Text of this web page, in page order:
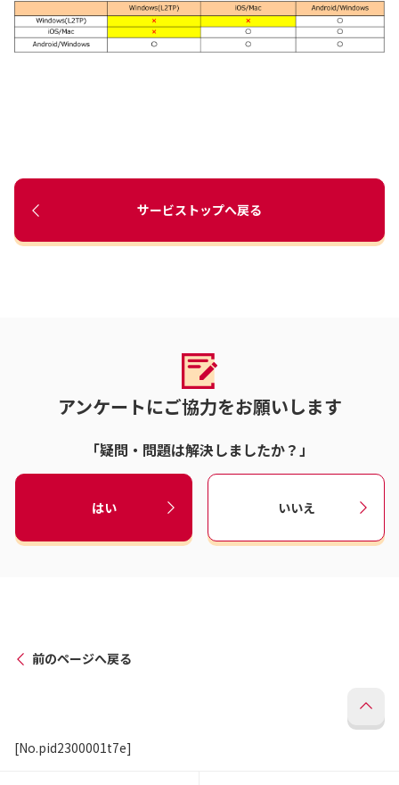
サービストップへ戻る
アンケートにご協力をお願いします
「疑問・問題は解決しましたか？」
はい いいえ
前のページへ戻る
[No.pid2300001t7e]